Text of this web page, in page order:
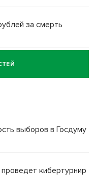
за смерть
за смерть
селе лошади
врачей
выборов в Госдуму
кибертурнир